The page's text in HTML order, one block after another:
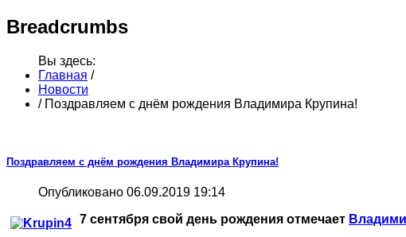
Breadcrumbs
Вы здесь:
Главная /
Новости
/ Поздравляем с днём рождения Владимира Крупина!
Поздравляем с днём рождения Владимира Крупина!
Опубликовано 06.09.2019 19:14
7 сентября свой день рождения отмечает